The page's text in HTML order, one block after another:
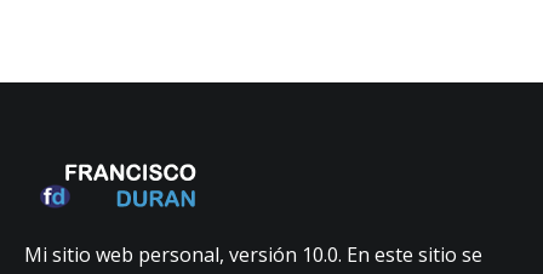
Mi sitio web personal, versión 10.0. En este sitio se